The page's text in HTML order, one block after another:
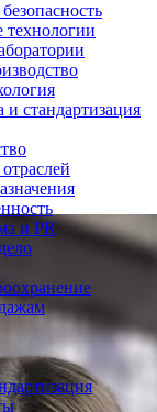
и стандартизация
и PR